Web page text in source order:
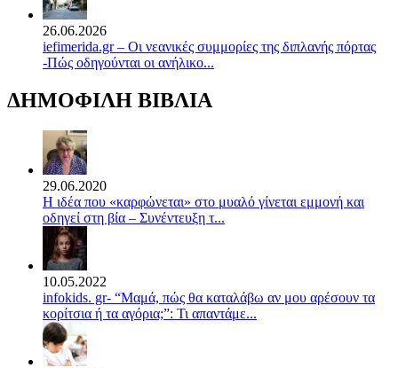
26.06.2026
iefimerida.gr – Οι νεανικές συμμορίες της διπλανής πόρτας
-Πώς οδηγούνται οι ανήλικο...
ΔΗΜΟΦΙΛΗ ΒΙΒΛΙΑ
29.06.2020
Η ιδέα που «καρφώνεται» στο μυαλό γίνεται εμμονή και
οδηγεί στη βία – Συνέντευξη τ...
10.05.2022
infokids. gr- “Μαμά, πώς θα καταλάβω αν μου αρέσουν τα
κορίτσια ή τα αγόρια;”: Τι απαντάμε...